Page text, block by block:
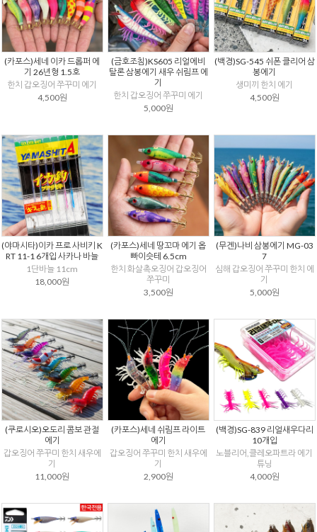
(카포스)세네 이카 드롭퍼 에
기 26년형 1.5호
한치 갑오징어 쭈꾸미 에기
4,500원
(금호조침)KS605 리얼에비
탈론 삼봉에기 새우 쉬림프 에
기
한치 갑오징어 쭈꾸미 에기
5,000원
(백경)SG-545 쉬폰 클리어 삼
봉에기
생미끼 한치 에기
4,500원
(야마시타)이카 프로 사비키 K
RT 11-1 6개입 사카나 바늘
1단바늘 11cm
18,000원
(카포스)세네 땅꼬마 에기 옵
빠이슷테 6.5cm
한치 화살촉오징어 갑오징어
쭈꾸미
3,500원
(무겐)나비 삼봉에기 MG-03
7
심해 갑오징어 쭈꾸미 한치 에
기
5,000원
(쿠로시오)오도리 콤보 관절
에기
갑오징어 쭈꾸미 한치 새우에
기
11,000원
(카포스)세네 쉬림프 라이트
에기
갑오징어 쭈꾸미 한치 새우에
기
2,900원
(백경)SG-839 리얼새우다리
10개입
노블리어,클레오파트라 에기
튜닝
4,000원